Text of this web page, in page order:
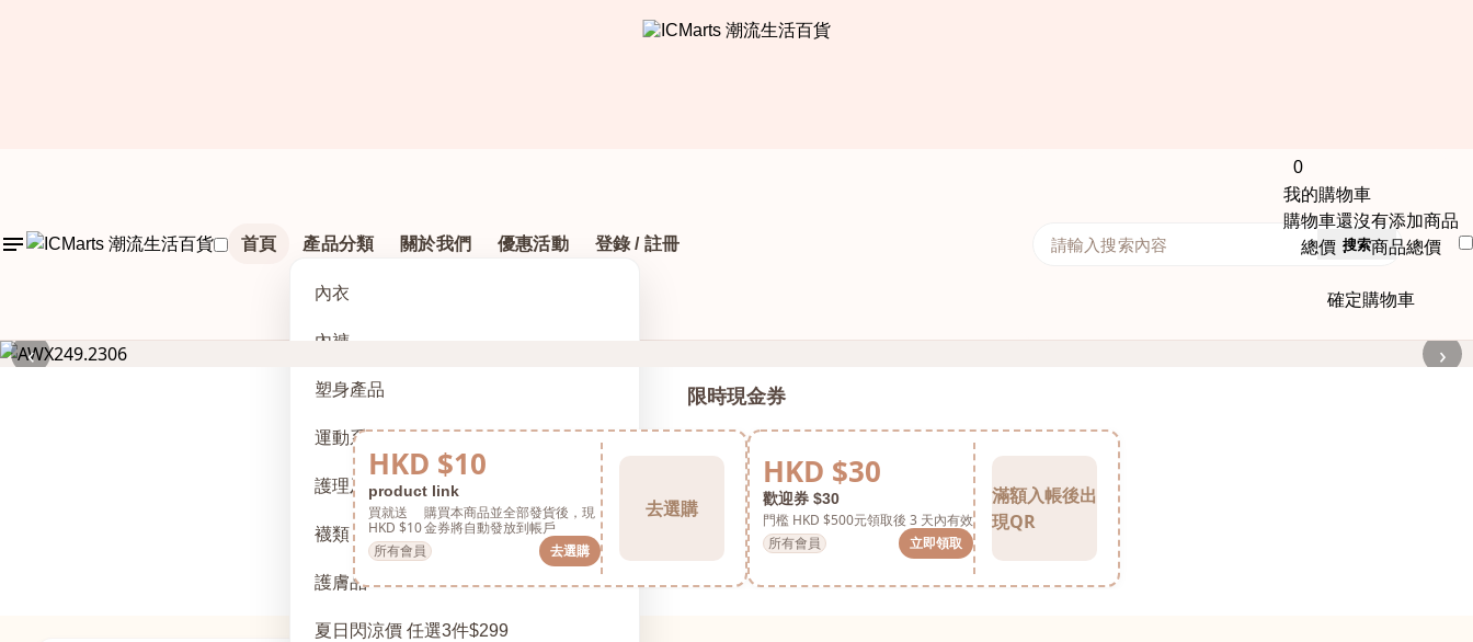
首頁 產品分類
內衣
內褲
塑身產品
運動系列
護理及配件
襪類
護膚品
夏日閃涼價 任選3件$299
關於我們 優惠活動 登錄 / 註冊
0
我的購物車
購物車還沒有添加商品
總價： 商品總價
確定購物車
搜索
‹ ›
限時現金券
HKD $10
product link
買就送
HKD $10
購買本商品並全部發貨後，現
金券將自動發放到帳戶
所有會員
去選購
去選購
HKD $30
歡迎券 $30
門檻 HKD $500元領取後 3 天內有效
所有會員
立即領取
滿額入帳後出
現QR